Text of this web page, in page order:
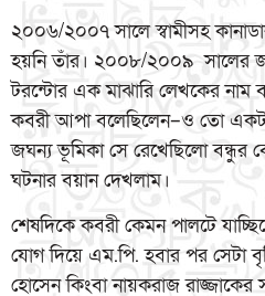
২০০৬/২০০৭ সালে স্বামীসহ
হয়নি তাঁর। ২০০৮/২০০৯ সালের
টরন্টোর এক মাঝারি লেখকের নাম
কবরী আপা বলেছিলেন–ও তো একটা
জঘন্য ভূমিকা সে রেখেছিলো বন্ধুর
ঘটনার বয়ান দেখলাম।
শেষদিকে কবরী কেমন পালটে
যোগ দিয়ে এম.পি. হবার পর সেটা
হোসেন কিংবা নায়করাজ